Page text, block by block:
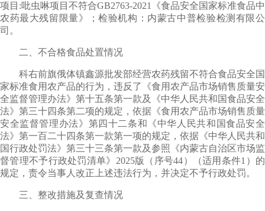
项目:吡虫啉项目不符合GB2763-2021《食品安全国家标准食品中
农药最大残留限量》；检验机构：内蒙古中普检验检测有限公
司。
二、不合格食品处置情况
科右前旗俄体镇鑫源批发部经营农药残留不符合食品安全国
家标准食用农产品的行为，违反了《食用农产品市场销售质量安
全监督管理办法》第十五条第一款及《中华人民共和国食品安全
法》第三十四条第二项的规定，依据《食用农产品市场销售质量
安全监督管理办法》第四十二条和《中华人民共和国食品安全
法》第一百二十四条第一款第一项的规定，依据《中华人民共和
国行政处罚法》第三十三条第一款及参照《内蒙古自治区市场监
督管理不予行政处罚清单》2025版（序号44）（适用条件1）的
规定，责令当事人改正上述违法行为，并决定不予行政处罚。
三、整改措施及复查情况